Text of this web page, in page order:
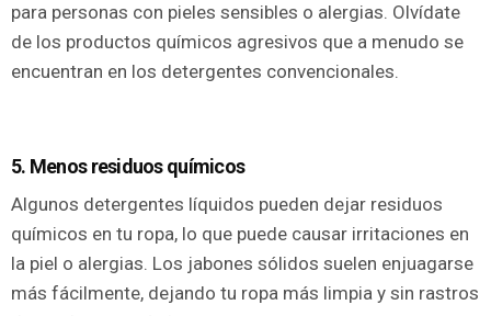
para personas con pieles sensibles o alergias. Olvídate
de los productos químicos agresivos que a menudo se
encuentran en los detergentes convencionales.
5. Menos residuos químicos
Algunos detergentes líquidos pueden dejar residuos
químicos en tu ropa, lo que puede causar irritaciones en
la piel o alergias. Los jabones sólidos suelen enjuagarse
más fácilmente, dejando tu ropa más limpia y sin rastros